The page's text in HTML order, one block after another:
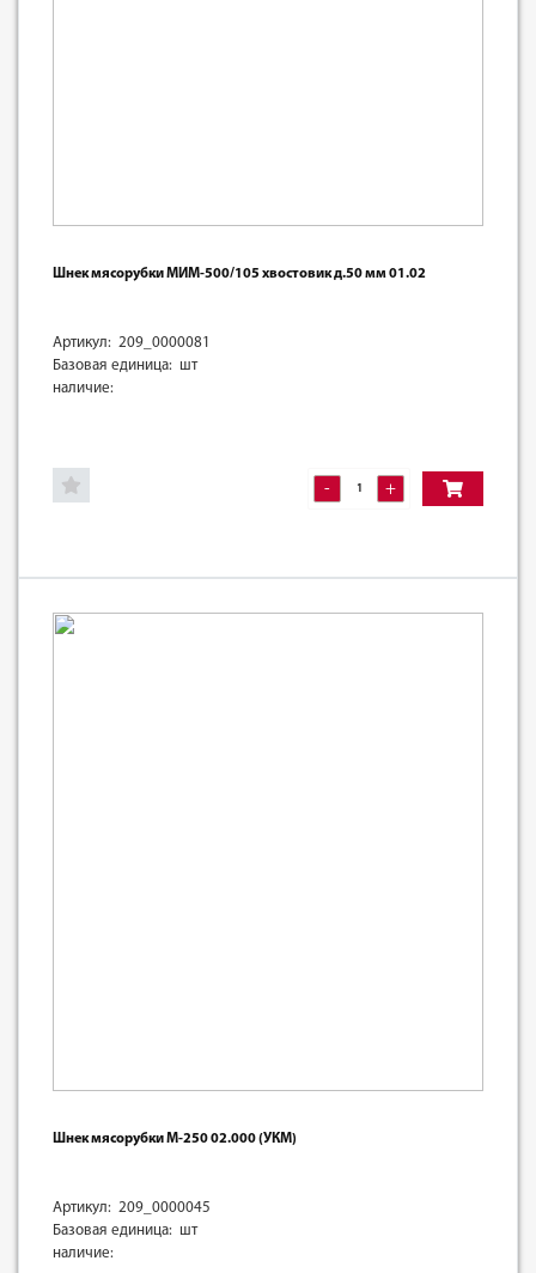
Шнек мясорубки МИМ-500/105 хвостовик д.50 мм 01.02
Артикул: 209_0000081
Базовая единица: шт
наличие:
- +
Шнек мясорубки М-250 02.000 (УКМ)
Артикул: 209_0000045
Базовая единица: шт
наличие: